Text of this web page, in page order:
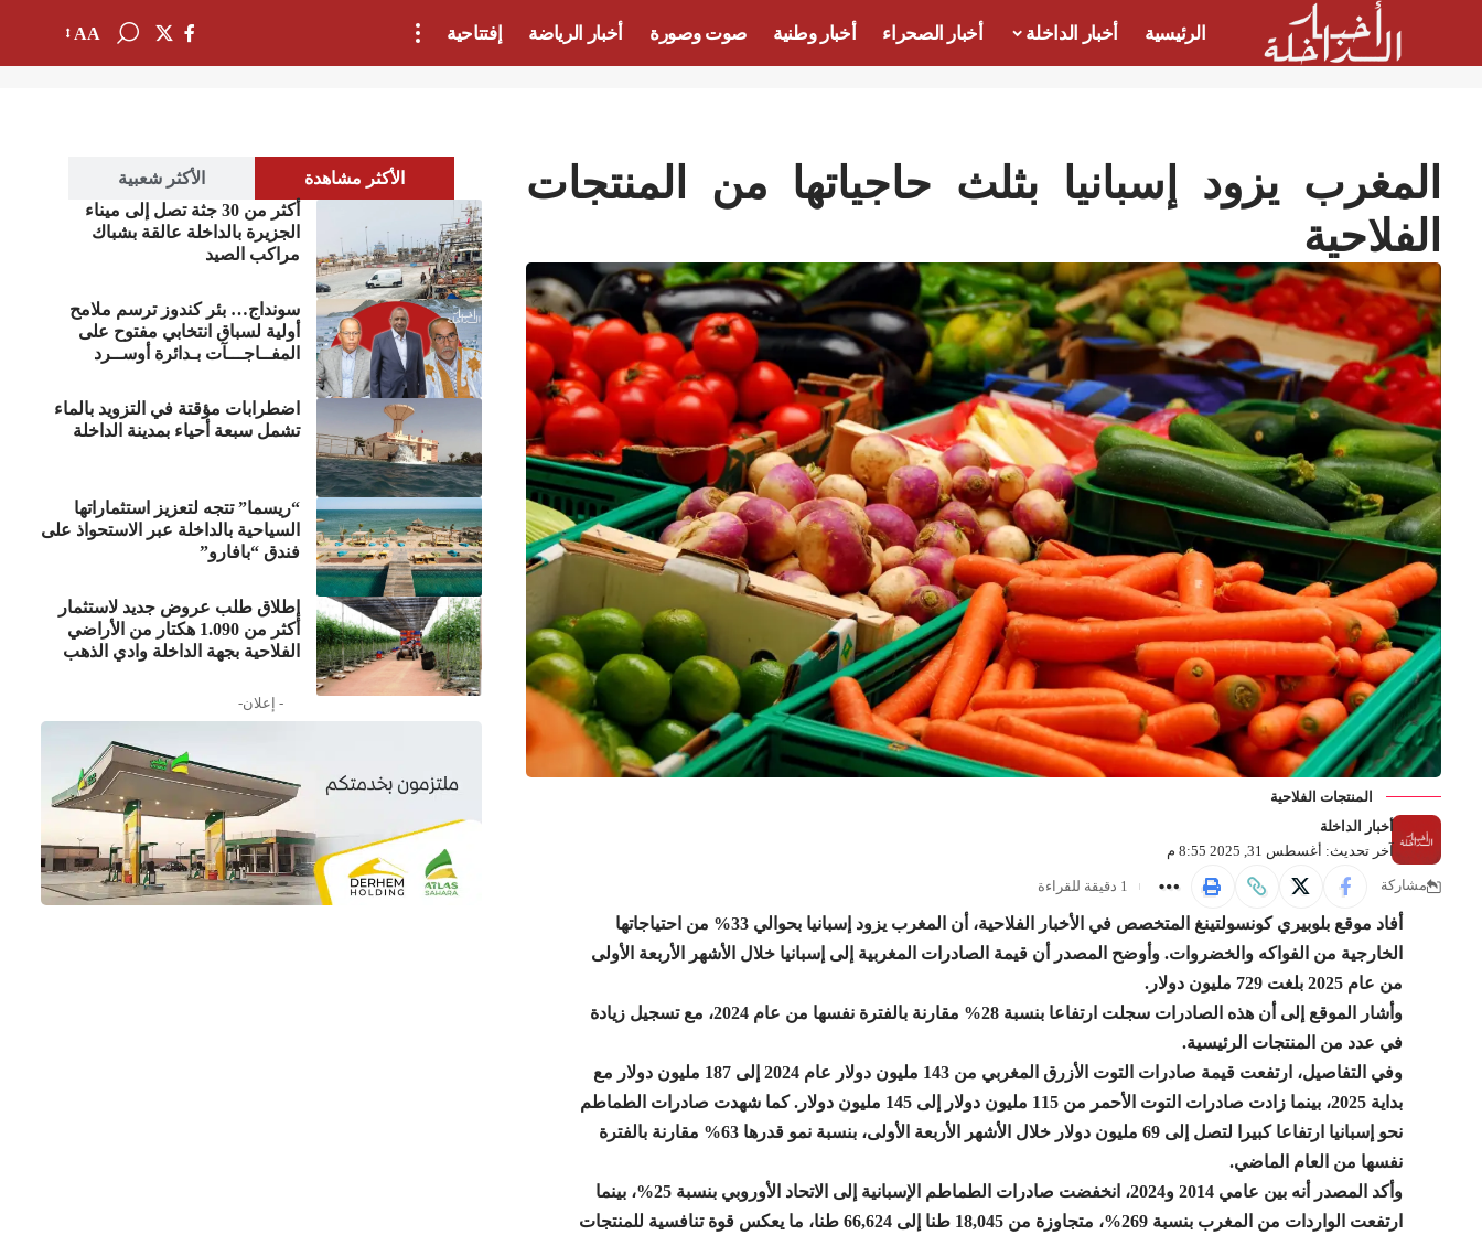
الرئيسية أخبار الداخلة أخبار الصحراء أخبار وطنية صوت وصورة أخبار الرياضة إفتتاحية AA
الأكثر مشاهدة
الأكثر شعبية
أكثر من 30 جثة تصل إلى ميناء
الجزيرة بالداخلة عالقة بشباك
مراكب الصيد
سونداج… بئر كندوز ترسم ملامح
أولية لسباق انتخابي مفتوح على
المفــاجـــآت بـدائرة أوســرد
اضطرابات مؤقتة في التزويد بالماء
تشمل سبعة أحياء بمدينة الداخلة
“ريسما” تتجه لتعزيز استثماراتها
السياحية بالداخلة عبر الاستحواذ على
فندق “بافارو”
إطلاق طلب عروض جديد لاستثمار
أكثر من 1.090 هكتار من الأراضي
الفلاحية بجهة الداخلة وادي الذهب
- إعلان-
المغرب يزود إسبانيا بثلث حاجياتها من المنتجات
الفلاحية
المنتجات الفلاحية
آخر تحديث: أغسطس 31, 2025 8:55 م
أخبار الداخلة
مشاركة 1 دقيقة للقراءة
أفاد موقع بلوبيري كونسولتينغ المتخصص في الأخبار الفلاحية، أن المغرب يزود إسبانيا بحوالي 33% من احتياجاتها
الخارجية من الفواكه والخضروات. وأوضح المصدر أن قيمة الصادرات المغربية إلى إسبانيا خلال الأشهر الأربعة الأولى
من عام 2025 بلغت 729 مليون دولار.
وأشار الموقع إلى أن هذه الصادرات سجلت ارتفاعا بنسبة 28% مقارنة بالفترة نفسها من عام 2024، مع تسجيل زيادة
في عدد من المنتجات الرئيسية.
وفي التفاصيل، ارتفعت قيمة صادرات التوت الأزرق المغربي من 143 مليون دولار عام 2024 إلى 187 مليون دولار مع
بداية 2025، بينما زادت صادرات التوت الأحمر من 115 مليون دولار إلى 145 مليون دولار. كما شهدت صادرات الطماطم
نحو إسبانيا ارتفاعا كبيرا لتصل إلى 69 مليون دولار خلال الأشهر الأربعة الأولى، بنسبة نمو قدرها 63% مقارنة بالفترة
نفسها من العام الماضي.
وأكد المصدر أنه بين عامي 2014 و2024، انخفضت صادرات الطماطم الإسبانية إلى الاتحاد الأوروبي بنسبة 25%، بينما
ارتفعت الواردات من المغرب بنسبة 269%، متجاوزة من 18,045 طنا إلى 66,624 طنا، ما يعكس قوة تنافسية للمنتجات